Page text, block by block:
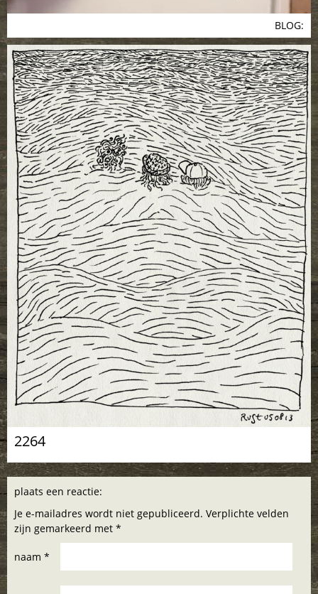
BLOG:
2264
plaats een reactie:
Je e-mailadres wordt niet gepubliceerd. Verplichte velden
zijn gemarkeerd met *
naam *